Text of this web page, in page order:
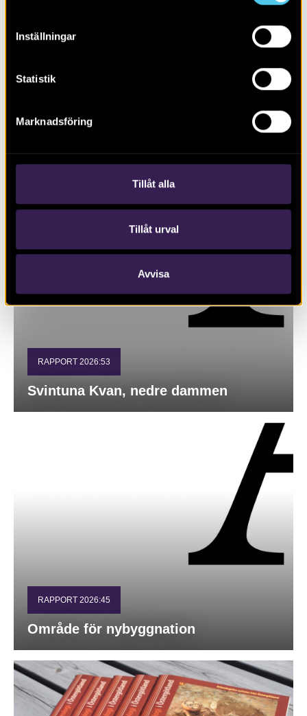
Inställningar
Statistik
Marknadsföring
Tillåt alla
Tillåt urval
Avvisa
RAPPORT 2026:54
Förhistoriska boplatslämningar
RAPPORT 2026:53
Svintuna Kvan, nedre dammen
RAPPORT 2026:45
Område för nybyggnation